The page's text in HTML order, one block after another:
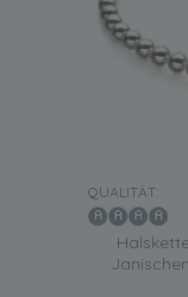
QUALITÄT: